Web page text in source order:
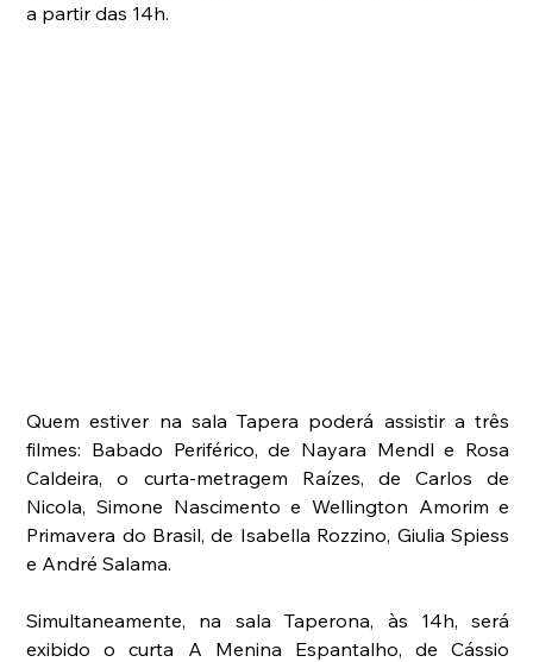
a partir das 14h.
Quem estiver na sala Tapera poderá assistir a três
filmes: Babado Periférico, de Nayara Mendl e Rosa
Caldeira, o curta-metragem Raízes, de Carlos de
Nicola, Simone Nascimento e Wellington Amorim e
Primavera do Brasil, de Isabella Rozzino, Giulia Spiess
e André Salama.
Simultaneamente, na sala Taperona, às 14h, será
exibido o curta A Menina Espantalho, de Cássio